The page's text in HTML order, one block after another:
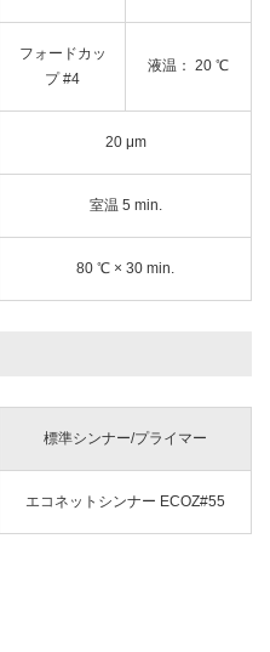
フォードカッ
プ #4
液温： 20 ℃
20 μm
室温 5 min.
80 ℃ × 30 min.
標準シンナー/プライマー
エコネットシンナー ECOZ#55